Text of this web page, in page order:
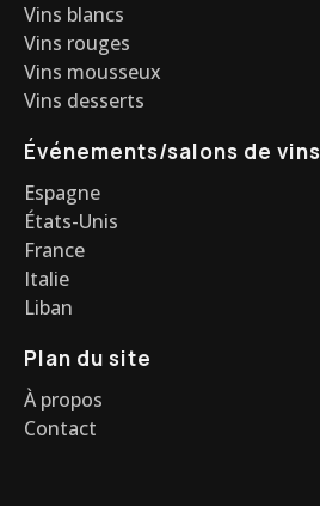
Vins blancs
Vins rouges
Vins mousseux
Vins desserts
Événements/salons de vins
Espagne
États-Unis
France
Italie
Liban
Plan du site
À propos
Contact